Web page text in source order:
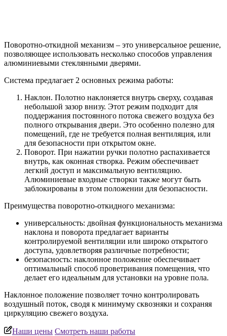
Поворотно-откидной механизм – это универсальное решение,
позволяющее использовать несколько способов управления
алюминиевыми стеклянными дверями.
Система предлагает 2 основных режима работы:
Наклон. Полотно наклоняется внутрь сверху, создавая
небольшой зазор внизу. Этот режим подходит для
поддержания постоянного потока свежего воздуха без
полного открывания двери. Это особенно полезно для
помещений, где не требуется полная вентиляция, или
для безопасности при открытом окне.
Поворот. При нажатии ручки полотно распахивается
внутрь, как оконная створка. Режим обеспечивает
легкий доступ и максимальную вентиляцию.
Алюминиевые входные створки также могут быть
заблокированы в этом положении для безопасности.
Преимущества поворотно-откидного механизма:
универсальность: двойная функциональность механизма
наклона и поворота предлагает варианты
контролируемой вентиляции или широко открытого
доступа, удовлетворяя различные потребности;
безопасность: наклонное положение обеспечивает
оптимальный способ проветривания помещения, что
делает его идеальным для установки на уровне пола.
Наклонное положение позволяет точно контролировать
воздушный поток, сводя к минимуму сквозняки и сохраняя
циркуляцию свежего воздуха.
Наши цены Смотреть наши работы